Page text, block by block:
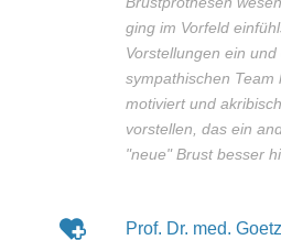
ging im Vorfeld
Vorstellungen ein
sympathischen Team
motiviert und
vorstellen, das ein
"neue" Brust besser
Prof. Dr. med.